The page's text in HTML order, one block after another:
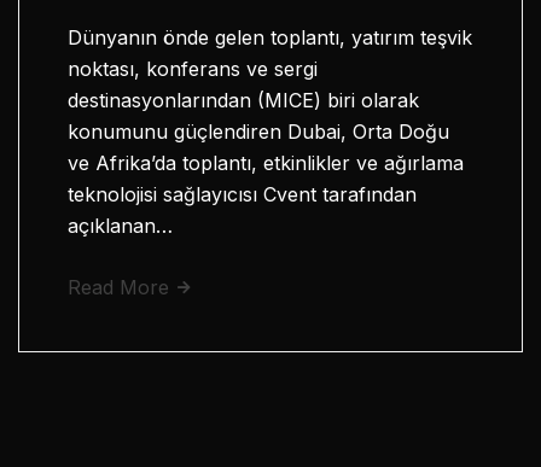
Dünyanın önde gelen toplantı, yatırım teşvik
noktası, konferans ve sergi
destinasyonlarından (MICE) biri olarak
konumunu güçlendiren Dubai, Orta Doğu
ve Afrika’da toplantı, etkinlikler ve ağırlama
teknolojisi sağlayıcısı Cvent tarafından
açıklanan…
Read More